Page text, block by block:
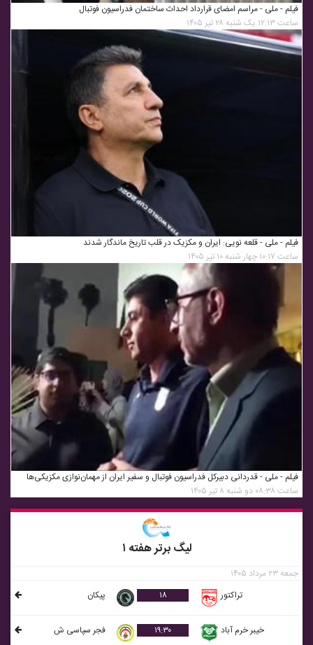
فیلم - ملی - مراسم امضای قرارداد احداث ساختمان فدراسیون فوتبال
ساعت ۱۲:۱۳ یک شنبه ۲۸ تیر ۱۴۰۵
فیلم - ملی - قلعه نویی: ایران و مکزیک در قلب تاریخ ماندگار شدند
ساعت ۱۰:۱۷ چهار شنبه ۱۰ تیر ۱۴۰۵
فیلم - ملی - قدردانی دبیرکل فدراسیون فوتبال و سفیر ایران از مهمان‌نوازی مکزیکی‌ها
ساعت ۰۸:۳۸ دو شنبه ۸ تیر ۱۴۰۵
لیگ برتر هفته ۱
جمعه ۲۳ مرداد ۱۴۰۵
تراکتور
۱۸ پيکان
خيبر خرم آباد ۱۹:۳۰ فجر سپاسی ش